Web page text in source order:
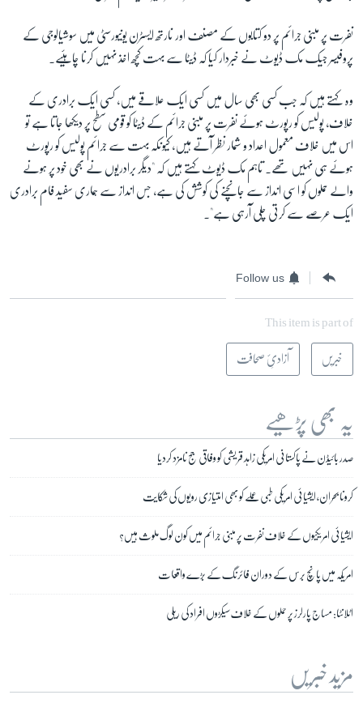
نفرت پر مبنی جرائم پر دو کتابوں کے مصنف اور نارتھ ایسٹرن یونیورسٹی میں سوشیالوجی کے
پروفیسر جیک مک ڈیوِٹ نے خبردار کیا کہ ڈیٹا سے بہت کچھ اخذ نہیں کرنا چاہئیے۔
وہ کہتے ہیں کہ جب کسی بھی سال میں کسی ایک علاقے میں، کسی ایک برادری کے
خلاف، پولیس کو رپورٹ ہوئے نفرت پر مبنی جرائم کے ڈیٹا کو قومی سطح پر دیکھا جاتا ہے تو
اس میں خلاف معمول اعداد و شمار نظر آتے ہیں، کیونکہ بہت سے جرائم پولیس کو رپورٹ
ہوئے ہی نہیں تھے۔ تاہم مک ڈیوٹ کہتے ہیں کہ "دیگر برادریوں نے بھی خود پر ہونے
والے حملوں کو اسی انداز سے جانچنے کی کوشش کی ہے، جس انداز سے ہماری سفید فام برادری
ایک عرصے سے کرتی چلی آرہی ہے"۔
Follow us
This item is part of
خبریں آزادیِٔ صحافت
یہ بھی پڑھیے
صدر بائیڈن نے پاکستانی امریکی زاہد قریشی کو وفاقی جج نامزد کردیا
کرونا بحران، ایشیائی امریکی طبی عملے کو بھی امتیازی رویوں کی شکایت
ایشیائی امریکیوں کے خلاف نفرت پر مبنی جرائم میں کون لوگ ملوث ہیں؟
امریکہ میں پانچ برس کے دوران فائرنگ کے بڑے واقعات
اٹلانٹا: مساج پارلرز پر حملوں کے خلاف سیکڑوں افراد کی ریلی
مزید خبریں